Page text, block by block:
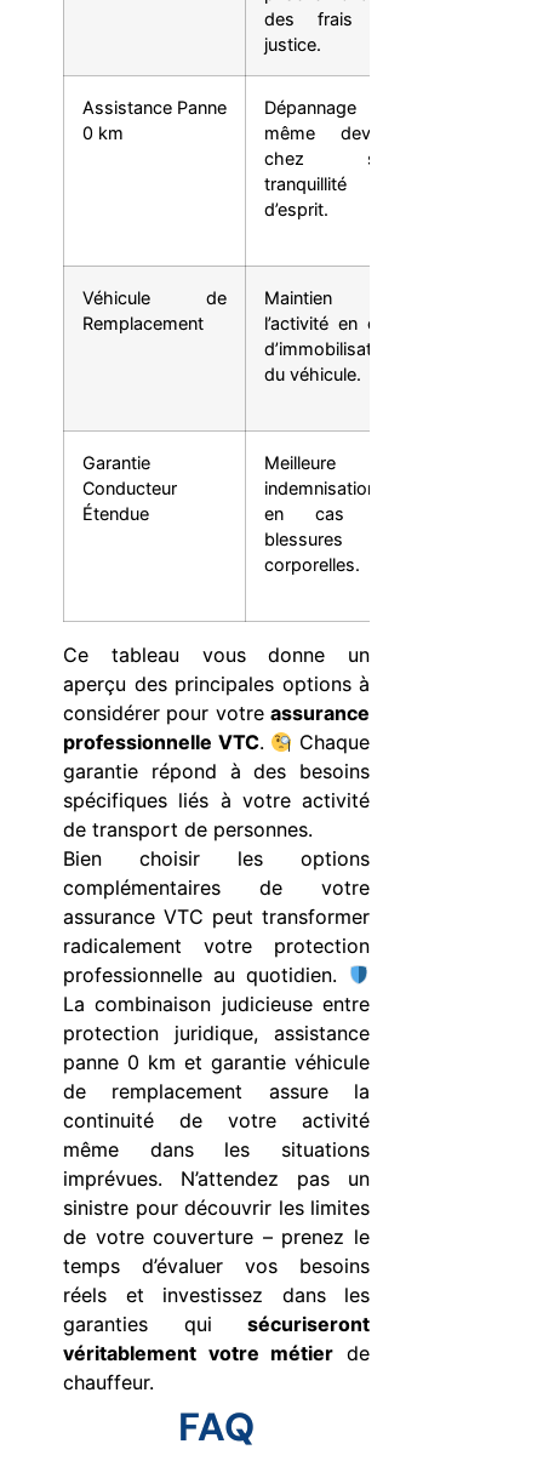
des frais de
justice.
Assistance Panne
0 km
Dépannage
même devant
chez soi,
tranquillité
d’esprit.
Véhicule de
Remplacement
Maintien de
l’activité en cas
d’immobilisation
du véhicule.
Garantie
Conducteur
Étendue
Meilleure
indemnisation
en cas de
blessures
corporelles.
Ce tableau vous donne un
aperçu des principales options à
considérer pour votre assurance
professionnelle VTC.
Chaque
garantie répond à des besoins
spécifiques liés à votre activité
de transport de personnes.
Bien choisir les options
complémentaires de votre
assurance VTC peut transformer
radicalement votre protection
professionnelle au quotidien.
La combinaison judicieuse entre
protection juridique, assistance
panne 0 km et garantie véhicule
de remplacement assure la
continuité de votre activité
même dans les situations
imprévues. N’attendez pas un
sinistre pour découvrir les limites
de votre couverture – prenez le
temps d’évaluer vos besoins
réels et investissez dans les
garanties qui sécuriseront
véritablement votre métier de
chauffeur.
FAQ